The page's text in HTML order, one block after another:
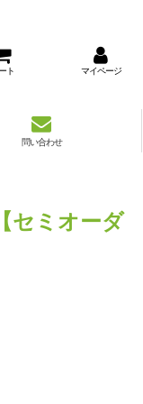
ト マイページ
問い合わせ
セミオーダ